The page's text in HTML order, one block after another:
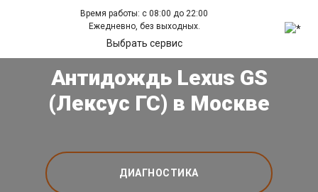
Время работы: с 08:00 до 22:00
Ежедневно, без выходных.
Выбрать сервис
Антидождь Lexus GS
(Лексус ГС) в Москве
ДИАГНОСТИКА